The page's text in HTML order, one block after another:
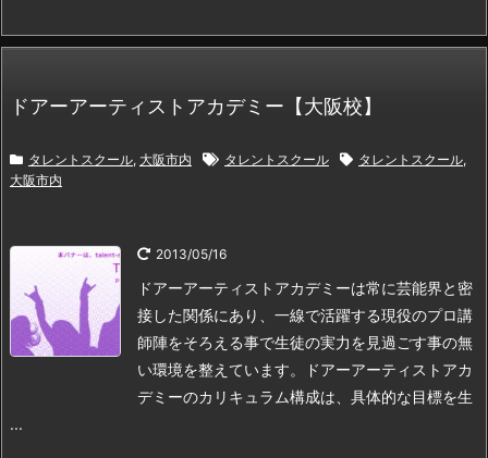
ドアーアーティストアカデミー【大阪校】
タレントスクール, 大阪市内 タレントスクール タレントスクール,
大阪市内
2013/05/16
ドアーアーティストアカデミーは常に芸能界と密
接した関係にあり、一線で活躍する現役のプロ講
師陣をそろえる事で生徒の実力を見過ごす事の無
い環境を整えています。
ドアーアーティストアカ
デミーのカリキュラム構成は、具体的な目標を生
...